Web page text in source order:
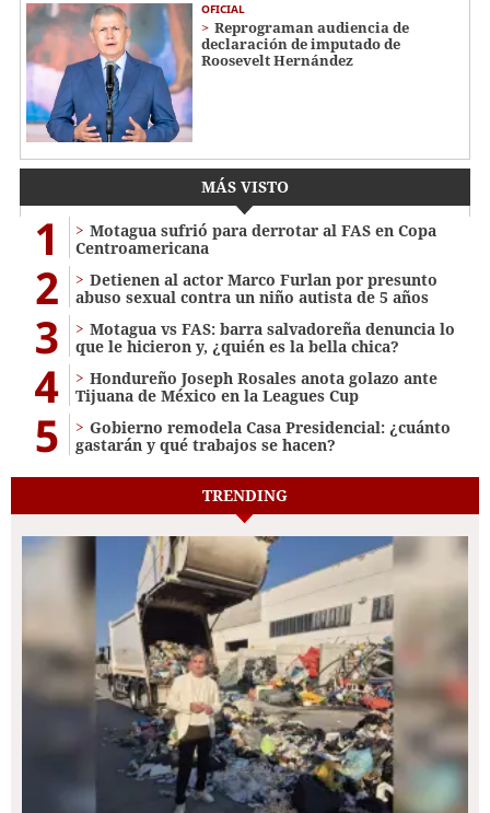
OFICIAL
Reprograman audiencia de
declaración de imputado de
Roosevelt Hernández
MÁS VISTO
1
Motagua sufrió para derrotar al FAS en Copa
Centroamericana
2
Detienen al actor Marco Furlan por presunto
abuso sexual contra un niño autista de 5 años
3
Motagua vs FAS: barra salvadoreña denuncia lo
que le hicieron y, ¿quién es la bella chica?
4
Hondureño Joseph Rosales anota golazo ante
Tijuana de México en la Leagues Cup
5
Gobierno remodela Casa Presidencial: ¿cuánto
gastarán y qué trabajos se hacen?
TRENDING